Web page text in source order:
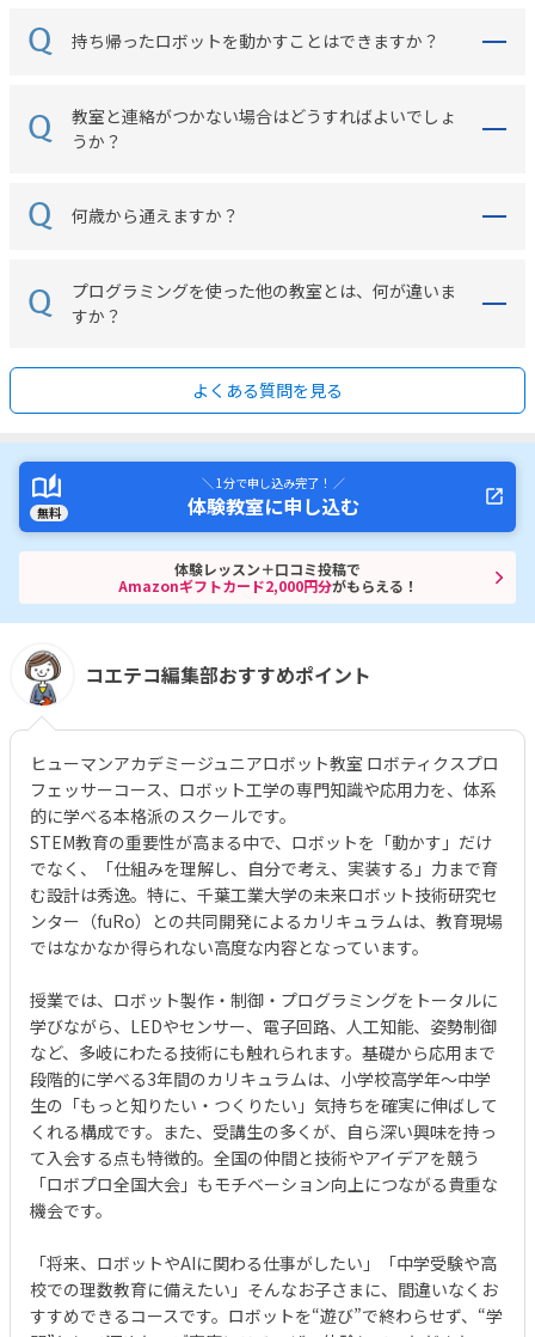
持ち帰ったロボットを動かすことはできますか？
教室と連絡がつかない場合はどうすればよいでしょ
うか？
何歳から通えますか？
プログラミングを使った他の教室とは、何が違いま
すか？
よくある質問を見る
無料
＼ 1分で申し込み完了！ ／
体験教室に申し込む
体験レッスン＋口コミ投稿で
Amazonギフトカード2,000円分がもらえる！
コエテコ編集部おすすめポイント
ヒューマンアカデミージュニアロボット教室 ロボティクスプロ
フェッサーコース、ロボット工学の専門知識や応用力を、体系
的に学べる本格派のスクールです。
STEM教育の重要性が高まる中で、ロボットを「動かす」だけ
でなく、「仕組みを理解し、自分で考え、実装する」力まで育
む設計は秀逸。特に、千葉工業大学の未来ロボット技術研究セ
ンター（fuRo）との共同開発によるカリキュラムは、教育現場
ではなかなか得られない高度な内容となっています。
授業では、ロボット製作・制御・プログラミングをトータルに
学びながら、LEDやセンサー、電子回路、人工知能、姿勢制御
など、多岐にわたる技術にも触れられます。基礎から応用まで
段階的に学べる3年間のカリキュラムは、小学校高学年～中学
生の「もっと知りたい・つくりたい」気持ちを確実に伸ばして
くれる構成です。また、受講生の多くが、自ら深い興味を持っ
て入会する点も特徴的。全国の仲間と技術やアイデアを競う
「ロボプロ全国大会」もモチベーション向上につながる貴重な
機会です。
「将来、ロボットやAIに関わる仕事がしたい」「中学受験や高
校での理数教育に備えたい」そんなお子さまに、間違いなくお
すすめできるコースです。ロボットを“遊び”で終わらせず、“学